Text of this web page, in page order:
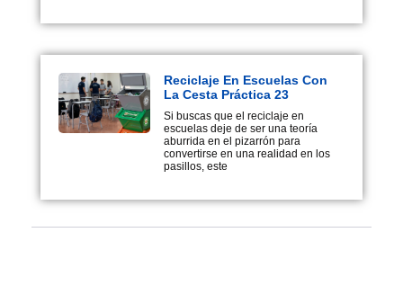
Reciclaje En Escuelas Con
La Cesta Práctica 23
Si buscas que el reciclaje en
escuelas deje de ser una teoría
aburrida en el pizarrón para
convertirse en una realidad en los
pasillos, este